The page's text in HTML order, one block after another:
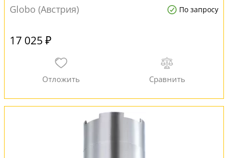
Globo (Австрия)
По запросу
17 025 ₽